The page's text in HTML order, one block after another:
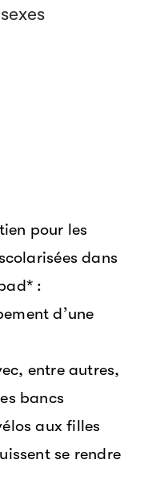
pour les
dans
:
d’une
entre autres,
bancs
aux filles
se rendre